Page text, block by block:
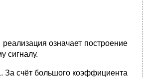
означает построение
сигналу.
За счёт большого коэффициента